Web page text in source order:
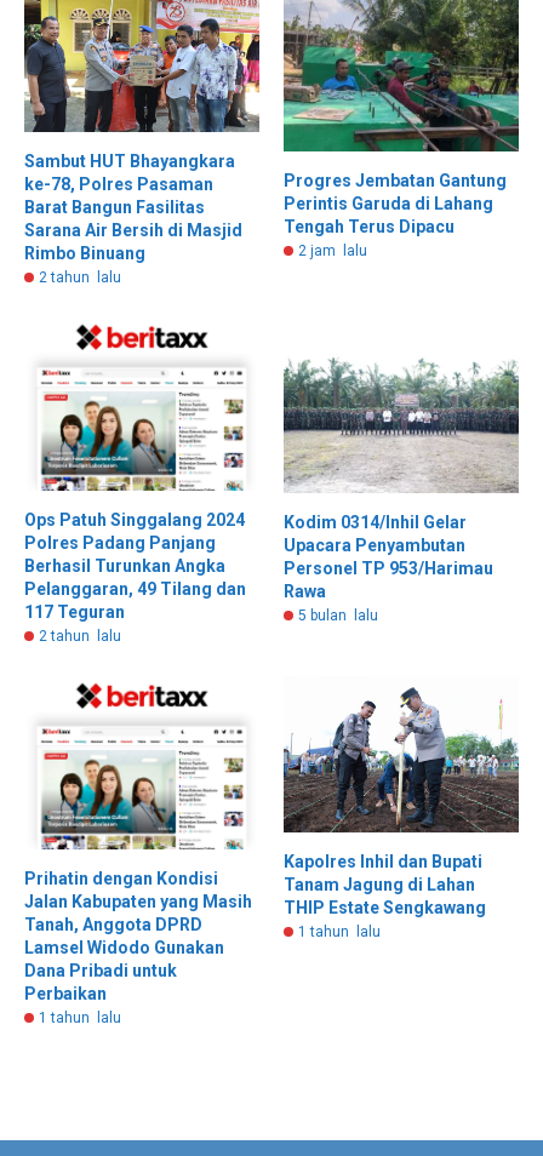
Sambut HUT Bhayangkara
ke-78, Polres Pasaman
Barat Bangun Fasilitas
Sarana Air Bersih di Masjid
Rimbo Binuang
2 tahun lalu
Progres Jembatan Gantung
Perintis Garuda di Lahang
Tengah Terus Dipacu
2 jam lalu
Ops Patuh Singgalang 2024
Polres Padang Panjang
Berhasil Turunkan Angka
Pelanggaran, 49 Tilang dan
117 Teguran
2 tahun lalu
Kodim 0314/Inhil Gelar
Upacara Penyambutan
Personel TP 953/Harimau
Rawa
5 bulan lalu
Prihatin dengan Kondisi
Jalan Kabupaten yang Masih
Tanah, Anggota DPRD
Lamsel Widodo Gunakan
Dana Pribadi untuk
Perbaikan
1 tahun lalu
Kapolres Inhil dan Bupati
Tanam Jagung di Lahan
THIP Estate Sengkawang
1 tahun lalu